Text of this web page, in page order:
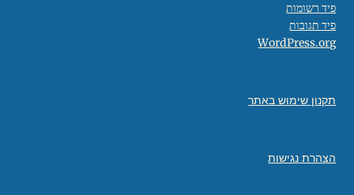
פיד רשומות
פיד תגובות
WordPress.org
תקנון שימוש באתר
הצהרת נגישות